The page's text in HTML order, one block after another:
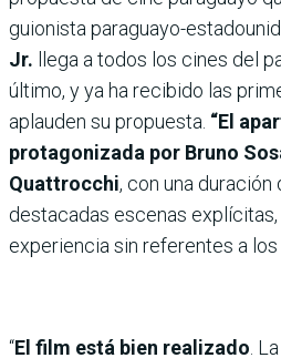
guionista paraguayo-
Jr. llega a todos los cines del
último, y ya ha recibido las
aplauden su propuesta. “El
protagonizada por Bruno
Quattrocchi, con una
destacadas escenas
experiencia sin referentes a
“El film está bien realizado .